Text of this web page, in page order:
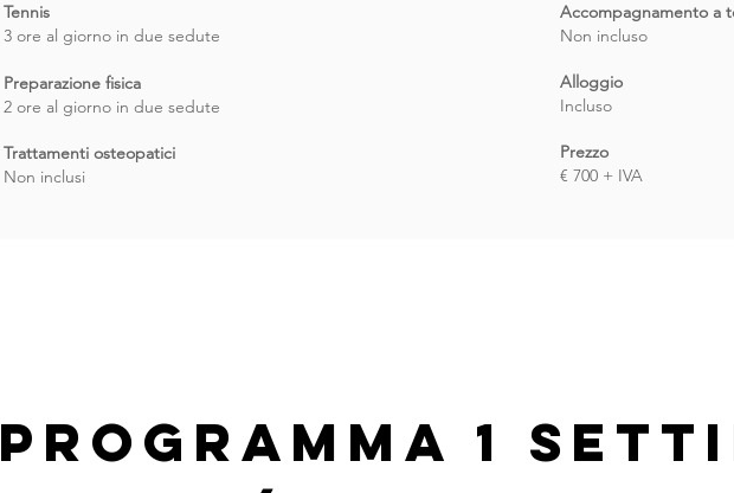
Tennis
3 ore al giorno in due sedute
Preparazione fisica
2 ore al giorno in due sedute
Trattamenti osteopatici
Non inclusi
Accompagnamento a
Non incluso
Alloggio
Incluso
Prezzo
€ 700 + IVA
PROGRAMMA 1